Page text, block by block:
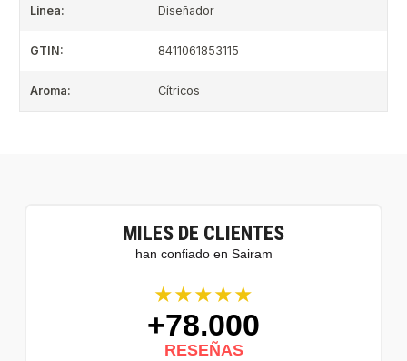
Linea: Diseñador
GTIN: 8411061853115
Aroma: Cítricos
MILES DE CLIENTES
han confiado en Sairam
★★★★★
+78.000
RESEÑAS